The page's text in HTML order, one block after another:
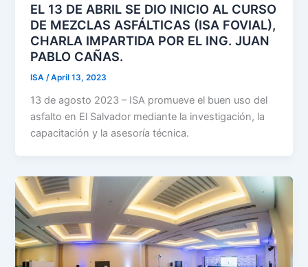
EL 13 DE ABRIL SE DIO INICIO AL CURSO
DE MEZCLAS ASFÁLTICAS (ISA FOVIAL),
CHARLA IMPARTIDA POR EL ING. JUAN
PABLO CAÑAS.
ISA /April 13, 2023
13 de agosto 2023 – ISA promueve el buen uso del
asfalto en El Salvador mediante la investigación, la
capacitación y la asesoría técnica.